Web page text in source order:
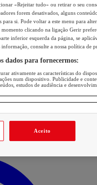
«Rejeitar tudo» ou retirar o seu
forem desativados, alguns
si. Pode voltar a este menu para
clicando na ligação Gerir
inferior esquerda da página, se
informação, consulte a nossa política de
dados para fornecermos:
ativamente as características do
num dispositivo. Publicidade e
estudos de audiência e
Aceito